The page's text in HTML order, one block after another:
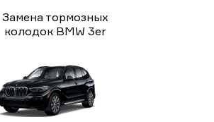
Замена тормозных
колодок BMW 3er